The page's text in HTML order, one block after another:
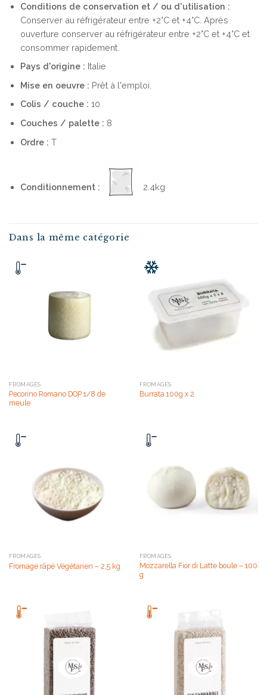
Conditions de conservation et / ou d'utilisation :
Conserver au réfrigérateur entre +2°C et +4°C. Après
ouverture conserver au réfrigérateur entre +2°C et +4°C et
consommer rapidement.
Pays d'origine : Italie
Mise en oeuvre : Prêt à l'emploi.
Colis / couche : 10
Couches / palette : 8
Ordre : T
Conditionnement : 2.4kg
Dans la même catégorie
FROMAGES
Pecorino Romano DOP 1/8 de
meule
FROMAGES
Burrata 100g x 2
FROMAGES
Fromage râpé Végétarien – 2,5 kg
FROMAGES
Mozzarella Fior di Latte boule – 100
g